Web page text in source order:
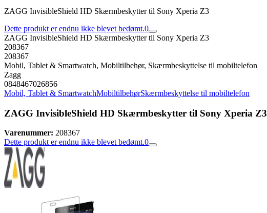
ZAGG InvisibleShield HD Skærmbeskytter til Sony Xperia Z3
Dette produkt er endnu ikke blevet bedømt.0
ZAGG InvisibleShield HD Skærmbeskytter til Sony Xperia Z3
208367
208367
Mobil, Tablet & Smartwatch, Mobiltilbehør, Skærmbeskyttelse til mobiltelefon
Zagg
0848467026856
Mobil, Tablet & SmartwatchMobiltilbehørSkærmbeskyttelse til mobiltelefon
ZAGG InvisibleShield HD Skærmbeskytter til Sony Xperia Z3
Varenummer: 208367
Dette produkt er endnu ikke blevet bedømt.0